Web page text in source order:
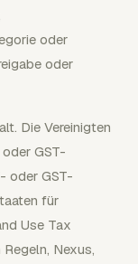
oder
oder
Die Vereinigten
GST-
oder GST-
für
Use Tax
Nexus,